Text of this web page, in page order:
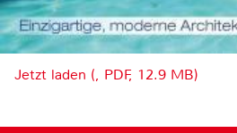
Jetzt laden (, PDF, 12.9 MB)